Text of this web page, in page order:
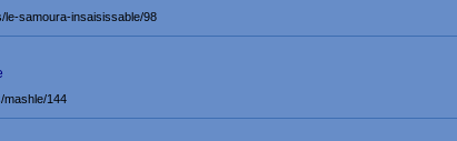
samoura-insaisissable/98
mashle/144